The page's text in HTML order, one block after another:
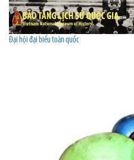
Đại hội đại biểu toàn quốc